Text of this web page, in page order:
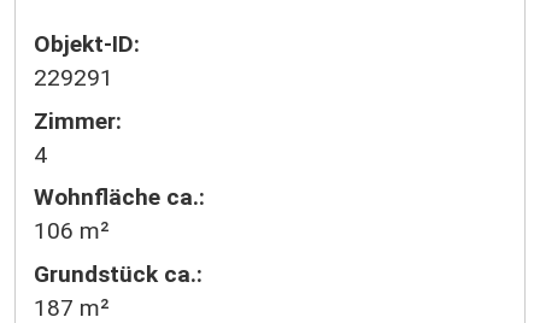
Objekt-ID:
229291
Zimmer:
4
Wohnfläche ca.:
106 m²
Grund­stück ca.:
187 m²